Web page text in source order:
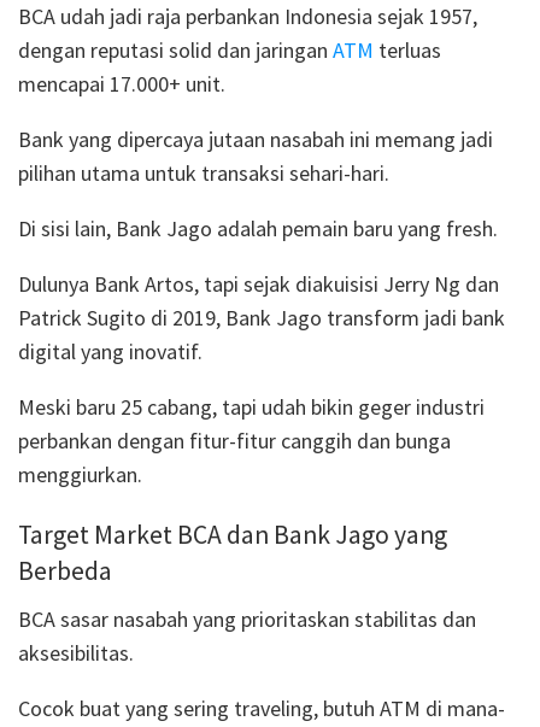
BCA udah jadi raja perbankan Indonesia sejak 1957,
dengan reputasi solid dan jaringan ATM terluas
mencapai 17.000+ unit.
Bank yang dipercaya jutaan nasabah ini memang jadi
pilihan utama untuk transaksi sehari-hari.
Di sisi lain, Bank Jago adalah pemain baru yang fresh.
Dulunya Bank Artos, tapi sejak diakuisisi Jerry Ng dan
Patrick Sugito di 2019, Bank Jago transform jadi bank
digital yang inovatif.
Meski baru 25 cabang, tapi udah bikin geger industri
perbankan dengan fitur-fitur canggih dan bunga
menggiurkan.
Target Market BCA dan Bank Jago yang
Berbeda
BCA sasar nasabah yang prioritaskan stabilitas dan
aksesibilitas.
Cocok buat yang sering traveling, butuh ATM di mana-